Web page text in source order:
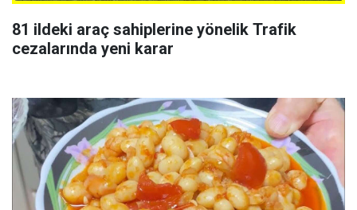
81 ildeki araç sahiplerine yönelik Trafik
cezalarında yeni karar